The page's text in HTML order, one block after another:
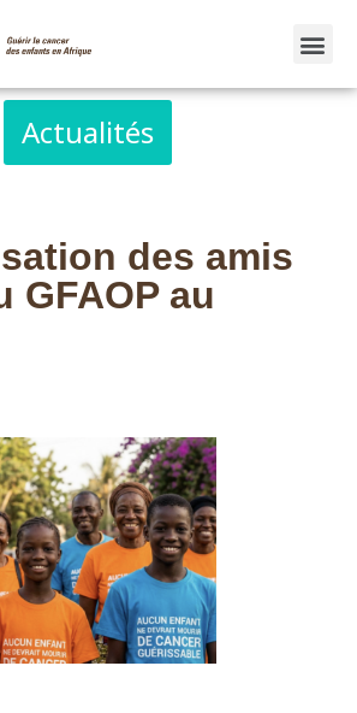
Actualités
des amis
GFAOP au